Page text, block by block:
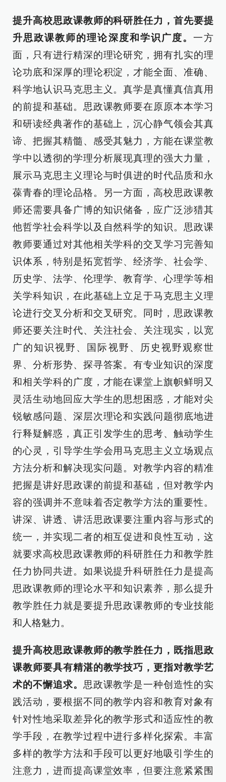
提升高校思政课教师的科研胜任力，首先要提
升思政课教师的理论深度和学识广度。 一方
面，只有进行精深的理论研究，拥有扎实的理
论功底和深厚的理论积淀，才能全面、准确、
科学地认识马克思主义。真学是真懂真信真用
的前提和基础。思政课教师要在原原本本学习
和研读经典著作的基础上，沉心静气领会其真
谛、把握其精髓、感受其魅力，方能在课堂教
学中以透彻的学理分析展现真理的强大力量，
展示马克思主义理论与时俱进的时代品质和永
葆青春的理论品格。另一方面，高校思政课教
师还需要具备广博的知识储备，应广泛涉猎其
他哲学社会科学以及自然科学的知识。思政课
教师要通过对其他相关学科的交叉学习完善知
识体系，特别是拓宽哲学、经济学、社会学、
历史学、法学、伦理学、教育学、心理学等相
关学科知识，在此基础上立足于马克思主义理
论进行交叉分析和交叉研究。同时，思政课教
师还要关注时代、关注社会、关注现实，以宽
广的知识视野、国际视野、历史视野观察世
界、分析形势、探寻答案。有专业知识的深度
和相关学科的广度，才能在课堂上旗帜鲜明又
灵活生动地回应大学生的思想困惑，才能对尖
锐敏感问题、深层次理论和实践问题彻底地进
行释疑解惑，真正引发学生的思考、触动学生
的心灵，引导学生学会用马克思主义立场观点
方法分析和解决现实问题。对教学内容的精准
把握是讲好思政课的前提和基础，但对教学内
容的强调并不意味着否定教学方法的重要性。
讲深、讲透、讲活思政课要注重内容与形式的
统一，并实现二者的相互促进和良性互动，这
就要求高校思政课教师的科研胜任力和教学胜
任力协同共进。如果说提升科研胜任力是提高
思政课教师的理论水平和知识素养，那么提升
教学胜任力就是要提升思政课教师的专业技能
和人格魅力。
提升高校思政课教师的教学胜任力，既指思政
课教师要具有精湛的教学技巧，更指对教学艺
术的不懈追求。 思政课教学是一种创造性的实
践活动，要根据不同的教学内容和教育对象有
针对性地采取差异化的教学形式和适应性的教
学手段，在教学过程中进行多样化探索。丰富
多样的教学方法和手段可以更好地吸引学生的
注意力，进而提高课堂效率，但要注意紧紧围